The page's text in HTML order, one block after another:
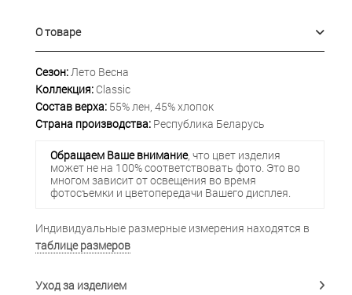
О товаре
Сезон:Лето Весна
Коллекция: Classic
Состав верха: 55% лен, 45% хлопок
Страна производства: Республика Беларусь
Обращаем Ваше внимание, что цвет изделия
может не на 100% соответствовать фото. Это во
многом зависит от освещения во время
фотосъемки и цветопередачи Вашего дисплея.
Индивидуальные размерные измерения находятся в
таблице размеров
Уход за изделием